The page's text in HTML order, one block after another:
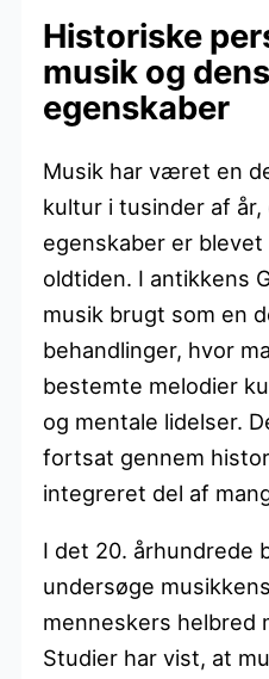
Historiske
musik og
egenskaber
Musik har været en
kultur i tusinder af
egenskaber er
oldtiden. I antikkens
musik brugt som en
behandlinger, hvor
bestemte melodier
og mentale lidelser.
fortsat gennem
integreret del af
I det 20. århundrede
undersøge
menneskers helbred
Studier har vist, at